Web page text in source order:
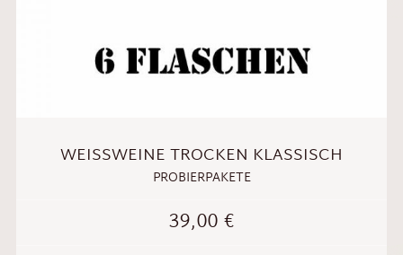
WEISSWEINE TROCKEN KLASSISCH
PROBIERPAKETE
39,00€